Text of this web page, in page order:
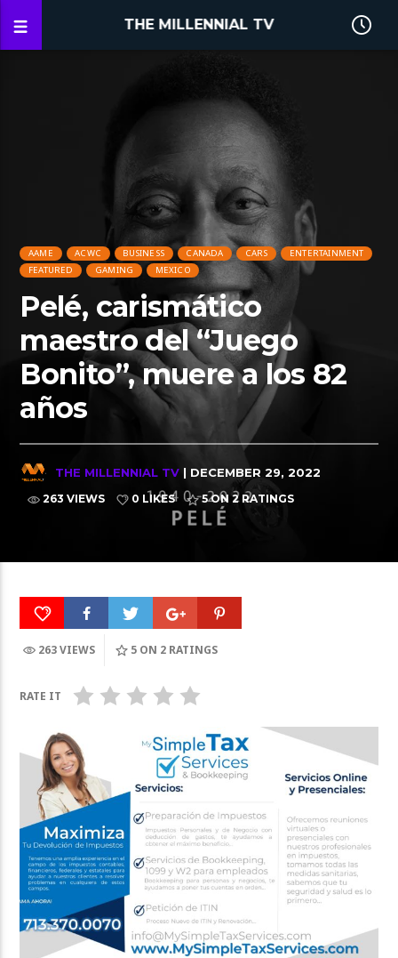
THE MILLENNIAL TV
AAME ACWC BUSINESS CANADA CARS
ENTERTAINMENT
FEATURED
GAMING MEXICO
Pelé, carismático
maestro del “Juego
Bonito”, muere a los 82
años
THE MILLENNIAL TV | DECEMBER 29, 2022
263 VIEWS 0 LIKES 5 ON 2 RATINGS
263 VIEWS 5 ON 2 RATINGS
RATE IT